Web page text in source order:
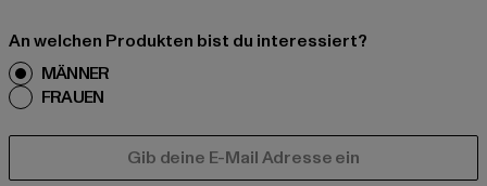
An welchen Produkten bist du interessiert?
MÄNNER
FRAUEN